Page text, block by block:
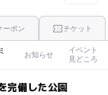
ーポン チケット
お知らせ
イベント
見どころ
完備した公園